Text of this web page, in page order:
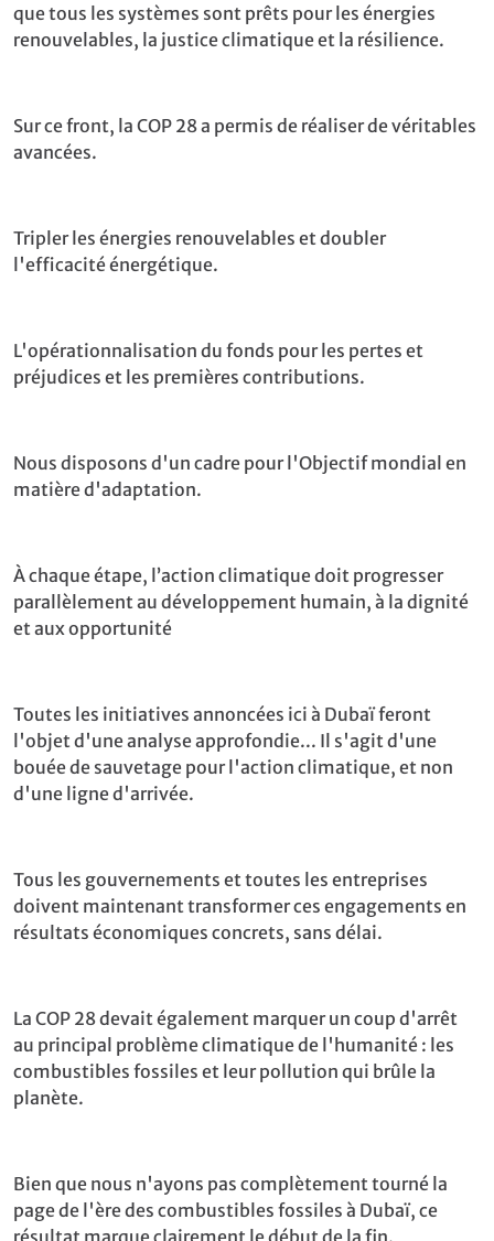
que tous les systèmes sont prêts pour les énergies
renouvelables, la justice climatique et la résilience.
Sur ce front, la COP 28 a permis de réaliser de véritables
avancées.
Tripler les énergies renouvelables et doubler
l'efficacité énergétique.
L'opérationnalisation du fonds pour les pertes et
préjudices et les premières contributions.
Nous disposons d'un cadre pour l'Objectif mondial en
matière d'adaptation.
À chaque étape, l’action climatique doit progresser
parallèlement au développement humain, à la dignité
et aux opportunité
Toutes les initiatives annoncées ici à Dubaï feront
l'objet d'une analyse approfondie... Il s'agit d'une
bouée de sauvetage pour l'action climatique, et non
d'une ligne d'arrivée.
Tous les gouvernements et toutes les entreprises
doivent maintenant transformer ces engagements en
résultats économiques concrets, sans délai.
La COP 28 devait également marquer un coup d'arrêt
au principal problème climatique de l'humanité : les
combustibles fossiles et leur pollution qui brûle la
planète.
Bien que nous n'ayons pas complètement tourné la
page de l'ère des combustibles fossiles à Dubaï, ce
résultat marque clairement le début de la fin.